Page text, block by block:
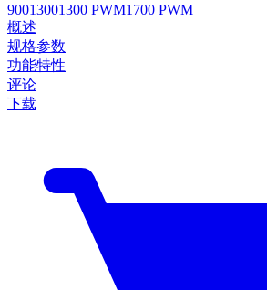
90013001300 PWM1700 PWM
概述
规格参数
功能特性
评论
下载